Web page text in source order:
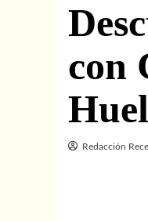
con
Redacción